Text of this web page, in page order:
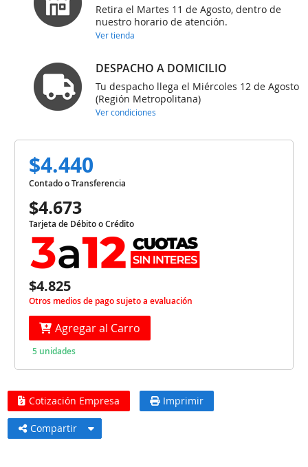
Retira el Martes 11 de Agosto, dentro de
nuestro horario de atención.
Ver tienda
DESPACHO A DOMICILIO
Tu despacho llega el Miércoles 12 de Agosto
(Región Metropolitana)
Ver condiciones
$4.440
Contado o Transferencia
$4.673
Tarjeta de Débito o Crédito
$4.825
Otros medios de pago sujeto a evaluación
Agregar al Carro
5 unidades
Cotización Empresa Imprimir
Compartir